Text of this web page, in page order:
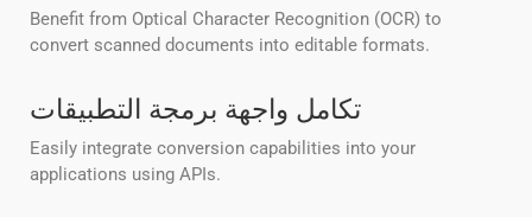
Benefit from Optical Character Recognition (OCR) to
convert scanned documents into editable formats.
تكامل واجهة برمجة التطبيقات
Easily integrate conversion capabilities into your
applications using APIs.